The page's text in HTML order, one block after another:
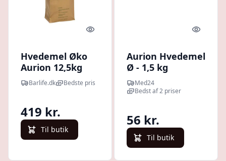
Quick look
Hvedemel Øko
Aurion 12,5kg
Barlife.dk Bedste pris
419 kr.
Til butik
Quick
Aurion Hvedemel
Ø - 1,5 kg
Med24
Bedst af 2 priser
56 kr.
Til butik